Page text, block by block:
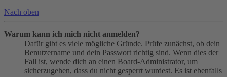
Nach oben
Warum kann ich mich nicht anmelden?
Dafür gibt es viele mögliche Gründe. Prüfe zunächst, ob dein
Benutzername und dein Passwort richtig sind. Wenn dies der
Fall ist, wende dich an einen Board-Administrator, um
sicherzugehen, dass du nicht gesperrt wurdest. Es ist ebenfalls